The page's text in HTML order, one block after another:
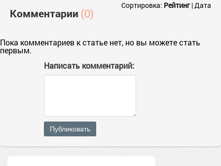
Комментарии (0)
Сортировка: Рейтинг|Дата
Пока комментариев к статье нет, но вы можете стать
первым.
Написать комментарий:
Публиковать